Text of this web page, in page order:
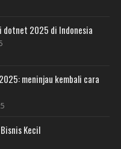
2025 di Indonesia
meninjau kembali cara
Kecil